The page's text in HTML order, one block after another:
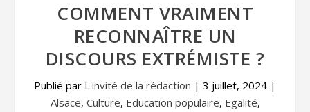
COMMENT VRAIMENT
RECONNAÎTRE UN
DISCOURS EXTRÉMISTE ?
Publié par L'invité de la rédaction | 3 juillet, 2024 |
Alsace, Culture, Education populaire, Egalité,